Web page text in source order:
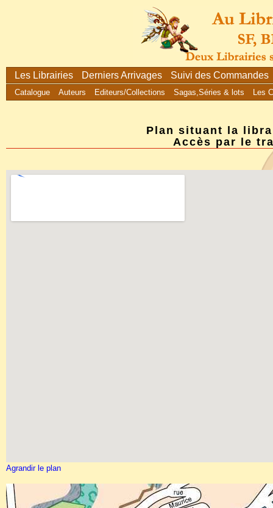
Les Librairies Derniers Arrivages Suivi des Commandes
Catalogue Auteurs Editeurs/Collections Sagas,Séries & lots Les
Plan situant la
Accès par le
Agrandir le plan